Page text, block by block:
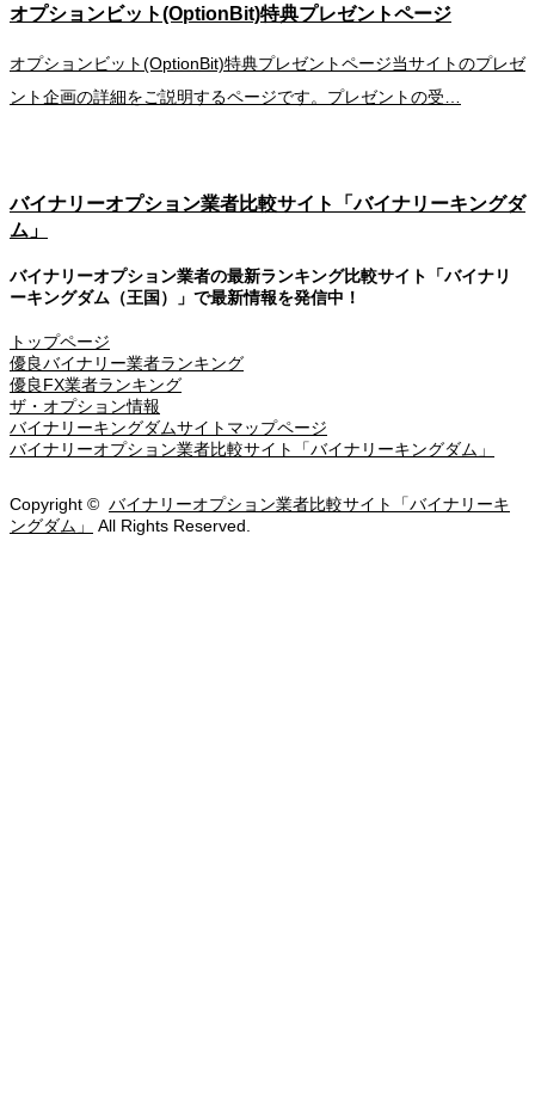
オプションビット(OptionBit)特典プレゼントページ
オプションビット(OptionBit)特典プレゼントページ当サイトのプレゼ
ント企画の詳細をご説明するページです。プレゼントの受…
バイナリーオプション業者比較サイト「バイナリーキングダ
ム」
バイナリーオプション業者の最新ランキング比較サイト「バイナリ
ーキングダム（王国）」で最新情報を発信中！
トップページ
優良バイナリー業者ランキング
優良FX業者ランキング
ザ・オプション情報
バイナリーキングダムサイトマップページ
バイナリーオプション業者比較サイト「バイナリーキングダム」
Copyright © バイナリーオプション業者比較サイト「バイナリーキ
ングダム」
All Rights Reserved.